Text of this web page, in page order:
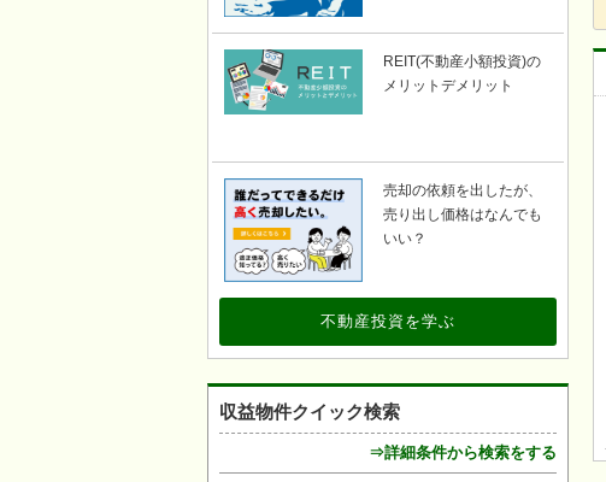
REIT(不動産小額投資)の
メリットデメリット
売却の依頼を出したが、
売り出し価格はなんでも
いい？
不動産投資を学ぶ
収益物件クイック検索
⇒詳細条件から検索をする